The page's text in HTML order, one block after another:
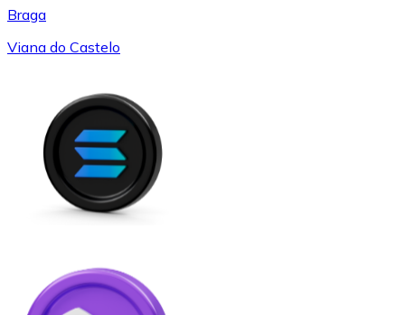
Braga
Viana do Castelo